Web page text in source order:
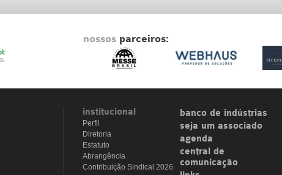
nossos parceiros:
institucional
Perfil
Diretoria
Estatuto
Abrangência
Contribuição Sindical 2026
banco de indústrias
seja um associado
agenda
central de
comunicação